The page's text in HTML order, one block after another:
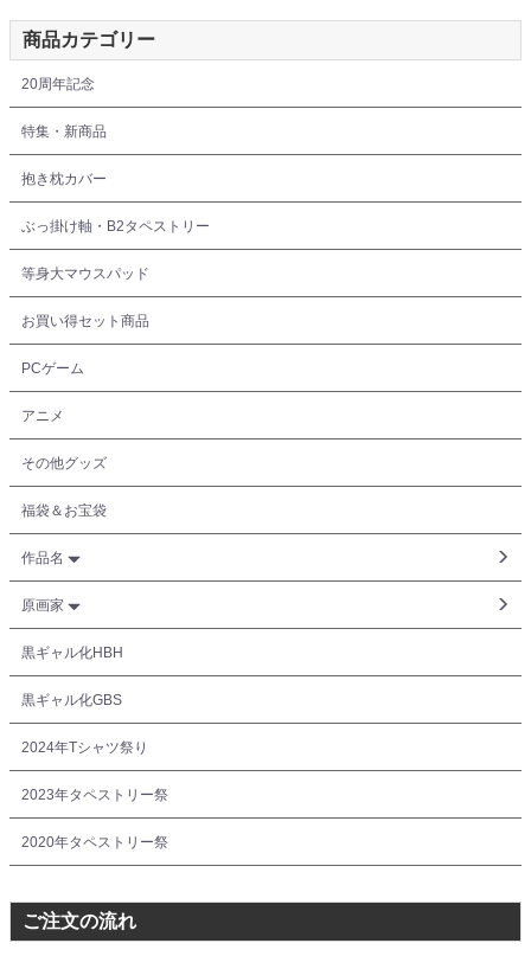
商品カテゴリー
20周年記念
特集・新商品
抱き枕カバー
ぶっ掛け軸・B2タペストリー
等身大マウスパッド
お買い得セット商品
PCゲーム
アニメ
その他グッズ
福袋＆お宝袋
作品名
原画家
黒ギャル化HBH
黒ギャル化GBS
2024年Tシャツ祭り
2023年タペストリー祭
2020年タペストリー祭
ご注文の流れ